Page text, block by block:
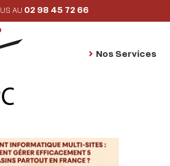
AU 02 98 45 72 66
Nos Services